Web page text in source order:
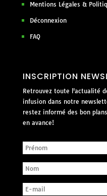
Mentions Légales &
Déconnexion
FAQ
INSCRIPTION
Retrouvez toute l'actualité
infusion dans notre
restez informé des bon
en avance!